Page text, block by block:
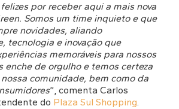
por receber aqui a mais nova
Somos um time inquieto e que
novidades, aliando
tecnologia e inovação que
memoráveis para nossos
enche de orgulho e temos certeza
comunidade, bem como da
”, comenta Carlos
do Plaza Sul Shopping.